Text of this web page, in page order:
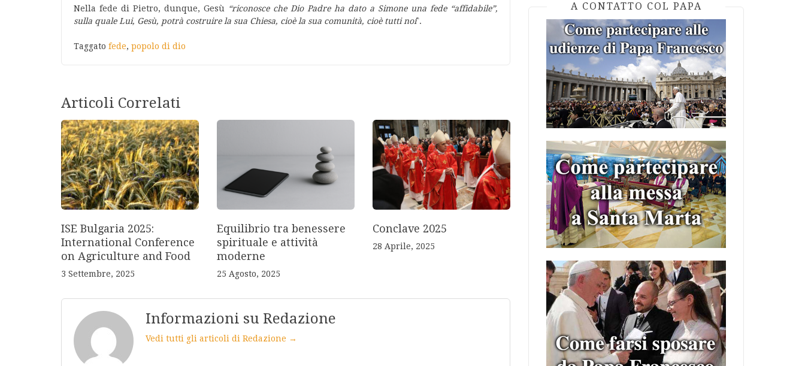
Nella fede di Pietro, dunque, Gesù “riconosce che Dio Padre ha dato a Simone una fede “affidabile”,
sulla quale Lui, Gesù, potrà costruire la sua Chiesa, cioè la sua comunità, cioè tutti noi΅.
Taggato fede, popolo di dio
Articoli Correlati
ISE Bulgaria 2025:
International Conference
on Agriculture and Food
3 Settembre, 2025
Equilibrio tra benessere
spirituale e attività
moderne
25 Agosto, 2025
Conclave 2025
28 Aprile, 2025
Informazioni su Redazione
Vedi tutti gli articoli di Redazione →
A CONTATTO COL PAPA